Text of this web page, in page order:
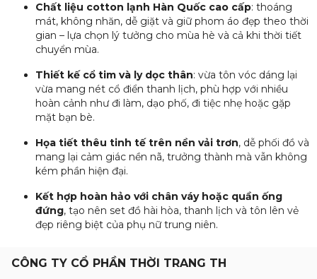
Chất liệu cotton lạnh Hàn Quốc cao cấp: thoáng
mát, không nhăn, dễ giặt và giữ phom áo đẹp theo thời
gian – lựa chọn lý tưởng cho mùa hè và cả khi thời tiết
chuyển mùa.
Thiết kế cổ tim và ly dọc thân: vừa tôn vóc dáng lại
vừa mang nét cổ điển thanh lịch, phù hợp với nhiều
hoàn cảnh như đi làm, dạo phố, đi tiệc nhẹ hoặc gặp
mặt bạn bè.
Họa tiết thêu tinh tế trên nền vải trơn, dễ phối đồ và
mang lại cảm giác nền nã, trưởng thành mà vẫn không
kém phần hiện đại.
Kết hợp hoàn hảo với chân váy hoặc quần ống
đứng, tạo nên set đồ hài hòa, thanh lịch và tôn lên vẻ
đẹp riêng biệt của phụ nữ trung niên.
CÔNG TY CỔ PHẦN THỜI TRANG TH